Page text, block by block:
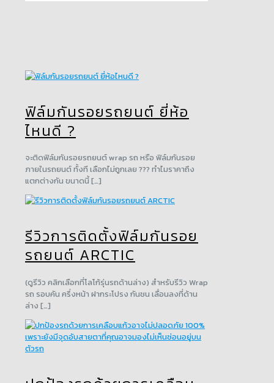
ฟิล์มกันรอยรถยนต์ ยี่ห้อ
ไหนดี ?
จะติดฟิล์มกันรอยรถยนต์ wrap รถ หรือ ฟิล์มกันรอย
ภายในรถยนต์ ทั้งที เลือกไม่ถูกเลย ??? ทำไมราคาถึง
แตกต่างกัน ขนาดนี้ […]
รีวิวการติดตั้งฟิล์มกันรอย
รถยนต์ ARCTIC
(ดูรีวิว คลิกเลือกที่โลโก้รุ่นรถด้านล่าง) สำหรับรีวิว Wrap
รถ รอบคัน ครึ่งหน้า ฝากระโปรง กันชน เลื่อนลงที่ด้าน
ล่าง […]